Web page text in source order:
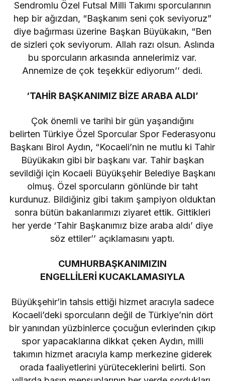
Sendromlu Özel Futsal Milli Takımı sporcularının
hep bir ağızdan, “Başkanım seni çok seviyoruz”
diye bağırması üzerine Başkan Büyükakın, “Ben
de sizleri çok seviyorum. Allah razı olsun. Aslında
bu sporcuların arkasında annelerimiz var.
Annemize de çok teşekkür ediyorum’’ dedi.
‘TAHİR BAŞKANIMIZ BİZE ARABA ALDI’
Çok önemli ve tarihi bir gün yaşandığını
belirten Türkiye Özel Sporcular Spor Federasyonu
Başkanı Birol Aydın, “Kocaeli’nin ne mutlu ki Tahir
Büyükakın gibi bir başkanı var. Tahir başkan
sevildiği için Kocaeli Büyükşehir Belediye Başkanı
olmuş. Özel sporcuların gönlünde bir taht
kurdunuz. Bildiğiniz gibi takım şampiyon olduktan
sonra bütün bakanlarımızı ziyaret ettik. Gittikleri
her yerde ‘Tahir Başkanımız bize araba aldı’ diye
söz ettiler’’ açıklamasını yaptı.
CUMHURBAŞKANIMIZIN
ENGELLİLERİ KUCAKLAMASIYLA
Büyükşehir’in tahsis ettiği hizmet aracıyla sadece
Kocaeli’deki sporcuların değil de Türkiye’nin dört
bir yanından yüzbinlerce çocuğun evlerinden çıkıp
spor yapacaklarına dikkat çeken Aydın, milli
takımın hizmet aracıyla kamp merkezine giderek
orada faaliyetlerini yürüteceklerini belirti. Son